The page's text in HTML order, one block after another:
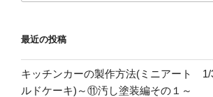
最近の投稿
キッチンカーの製作方法(ミニアート
ルドケーキ)～⑪汚し塗装編その１～